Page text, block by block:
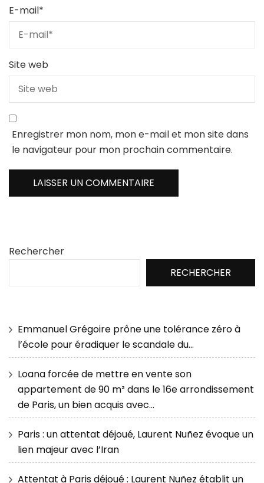
E-mail*
Site web
Enregistrer mon nom, mon e-mail et mon site dans
le navigateur pour mon prochain commentaire.
Rechercher
RECHERCHER
Emmanuel Grégoire prône une tolérance zéro à
l’école pour éradiquer le scandale du…
Loana forcée de mettre en vente son
appartement de 90 m² dans le 16e arrondissement
de Paris, un bien acquis avec…
Paris : un attentat déjoué, Laurent Nuñez évoque un
lien majeur avec l’Iran
Attentat à Paris déjoué : Laurent Nuñez établit un